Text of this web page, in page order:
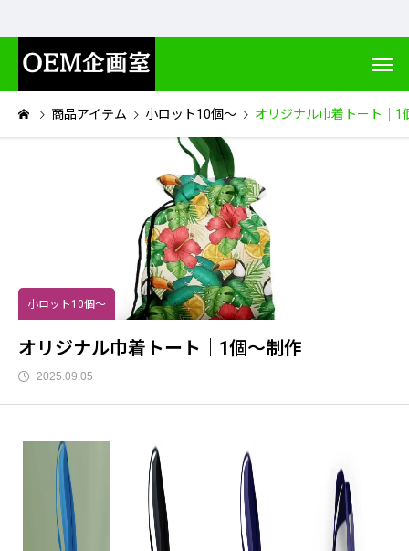
商品アイテム 小ロット10個～ オリジナル巾着トート｜1
小ロット10個～
オリジナル巾着トート｜1個～制作
2025.09.05